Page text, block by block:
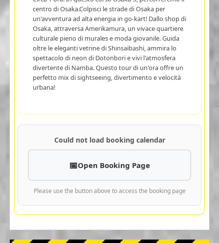
centro di Osaka.Colpisci le strade di Osaka per
un'avventura ad alta energia in go-kart! Dallo shop di
Osaka, attraversa Amerikamura, un vivace quartiere
culturale pieno di murales e moda giovanile. Guida
oltre le eleganti vetrine di Shinsaibashi, ammira lo
spettacolo di neon di Dotonbori e vivi l'atmosfera
divertente di Namba. Questo tour di un'ora offre un
perfetto mix di sightseeing, divertimento e velocità
urbana!
Could not load booking calendar
Open Booking Page
Please use the button above to access the booking page